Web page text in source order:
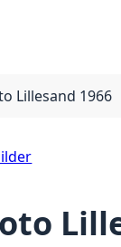
Lillesand 1966